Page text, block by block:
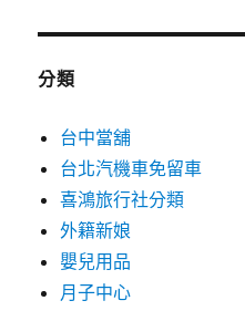
分類
台中當舖
台北汽機車免留車
喜鴻旅行社分類
外籍新娘
嬰兒用品
月子中心